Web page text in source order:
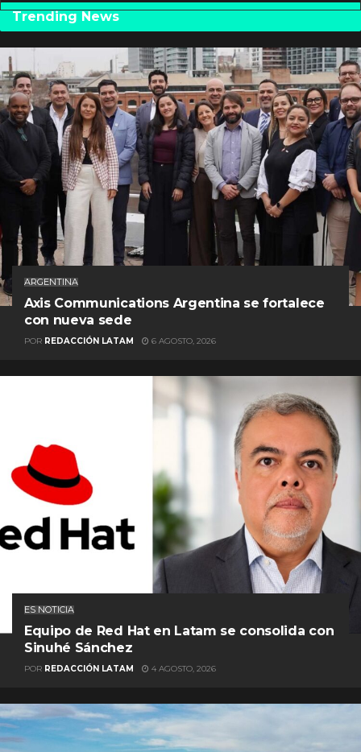
Trending News
ARGENTINA
Axis Communications Argentina se fortalece
con nueva sede
POR REDACCIÓN LATAM 6 AGOSTO, 2026
ES NOTICIA
Equipo de Red Hat en Latam se consolida con
Sinuhé Sánchez
POR REDACCIÓN LATAM 4 AGOSTO, 2026